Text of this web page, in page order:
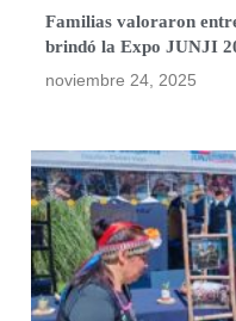
Familias valoraron
brindó la Expo JUNJI
noviembre 24, 2025